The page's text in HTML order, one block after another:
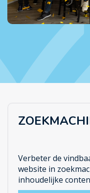
Verbeter de
website in
inhoudelijke